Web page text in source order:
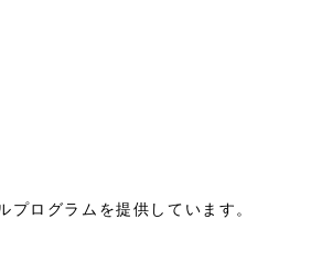
ログラムを提供しています。